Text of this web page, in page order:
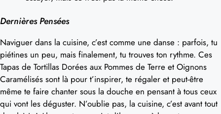
Dernières Pensées
Naviguer dans la cuisine, c’est comme une danse : parfois, tu
piétines un peu, mais finalement, tu trouves ton rythme. Ces
Tapas de Tortillas Dorées aux Pommes de Terre et Oignons
Caramélisés sont là pour t’inspirer, te régaler et peut-être
même te faire chanter sous la douche en pensant à tous ceux
qui vont les déguster. N’oublie pas, la cuisine, c’est avant tout